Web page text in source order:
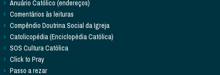
Anuário Católico (endereços)
Comentários às leituras
Compêndio Doutrina Social da Igreja
Catolicopédia (Enciclopédia Católica)
SOS Cultura Católica
Click to Pray
Passo a rezar